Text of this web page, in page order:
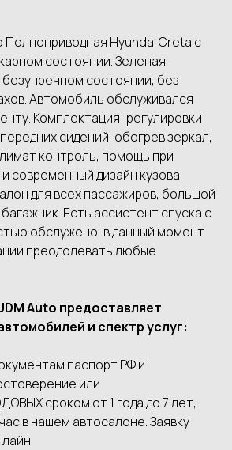
Hyundai Creta с
состоянии. Зеленая
состоянии, без
Автомобиль обслуживался
Комплектация: регулировки
сидений, обогрев зеркал,
контроль, помощь при
современный дизайн кузова,
для всех пассажиров, большой
Есть ассистент спуска с
обслужено, в данный момент
преодолевать любые
Аutо предоставляет
и спектр услуг:
паспорт РФ и
или
сроком от 1 года до 7 лет,
в нашем автосалоне. Заявку